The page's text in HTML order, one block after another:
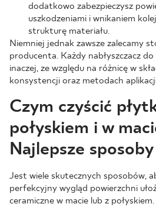
dodatkowo zabezpieczysz
uszkodzeniami i wnikaniem
strukturę materiału.
Niemniej jednak zawsze zalecamy
producenta. Każdy nabłyszczacz
inaczej, ze względu na różnicę w
konsystencji oraz metodach
Czym czyścić
połyskiem i w
Najlepsze
Jest wiele skutecznych sposobów,
perfekcyjny wygląd powierzchni
ceramiczne w macie lub z